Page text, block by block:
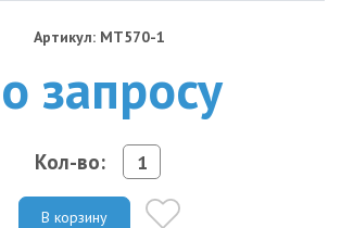
Артикул: MT570-1
запросу
Кол-во:
В корзину